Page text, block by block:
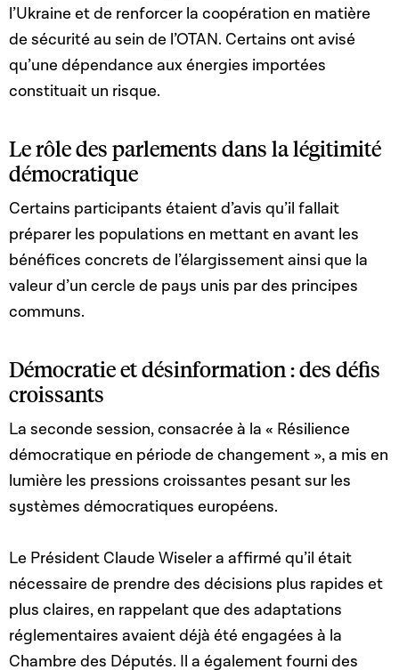
l’Ukraine et de renforcer la coopération en matière
de sécurité au sein de l’OTAN. Certains ont avisé
qu’une dépendance aux énergies importées
constituait un risque.
Le rôle des parlements dans la légitimité
démocratique
Certains participants étaient d’avis qu’il fallait
préparer les populations en mettant en avant les
bénéfices concrets de l’élargissement ainsi que la
valeur d’un cercle de pays unis par des principes
communs.
Démocratie et désinformation : des défis
croissants
La seconde session, consacrée à la « Résilience
démocratique en période de changement », a mis en
lumière les pressions croissantes pesant sur les
systèmes démocratiques européens.
Le Président Claude Wiseler a affirmé qu’il était
nécessaire de prendre des décisions plus rapides et
plus claires, en rappelant que des adaptations
réglementaires avaient déjà été engagées à la
Chambre des Députés. Il a également fourni des